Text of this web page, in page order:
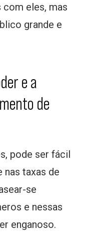
eles, mas
grande e
e a
de
pode ser fácil
nas taxas de
se
e nessas
enganoso.